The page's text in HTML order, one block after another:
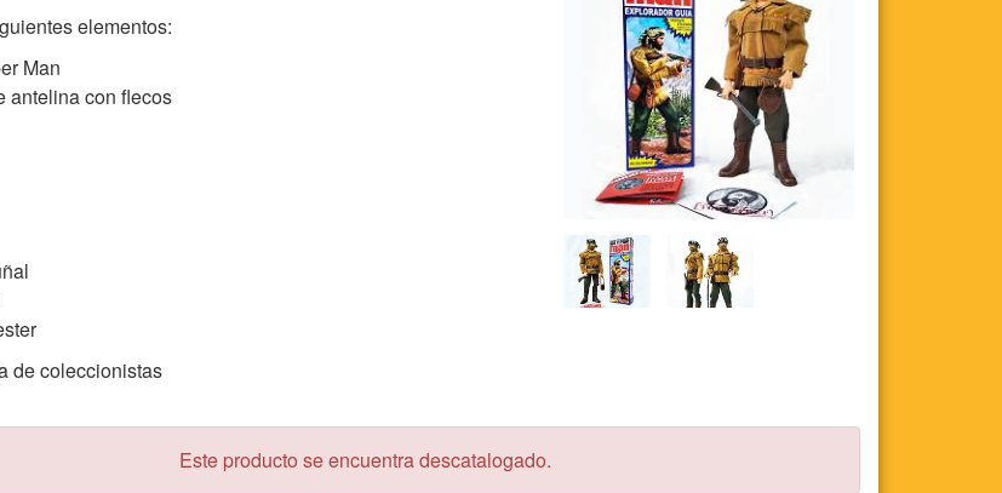
elementos:
Man
antelina con flecos
de coleccionistas
Este producto se encuentra descatalogado.